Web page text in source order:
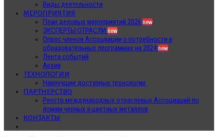
Виды деятельности
МЕРОПРИЯТИЯ
План деловых мероприятий 2026 new
ЭКСПЕРТЫ ОТРАСЛИ new
Опрос членов Ассоциации о потребности в
образовательных программах на 2024new
Лента событий
Архив
ТЕХНОЛОГИИ
Наилучшие доступные технологии
ПАРТНЕРСТВО
Реестр международных отраслевых Ассоциаций по
ломам черных и цветных металлов
КОНТАКТЫ